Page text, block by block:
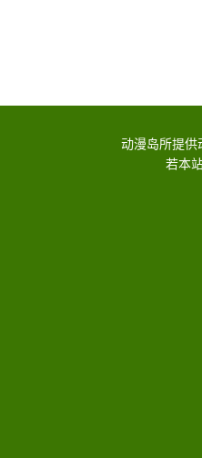
动漫岛所提供
若本